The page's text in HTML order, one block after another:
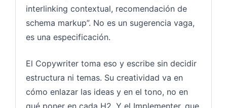
interlinking contextual, recomendación de
schema markup”. No es un sugerencia vaga,
es una especificación.
El Copywriter toma eso y escribe sin decidir
estructura ni temas. Su creatividad va en
cómo enlazar las ideas y en el tono, no en
qué poner en cada H2. Y el Implementer, que